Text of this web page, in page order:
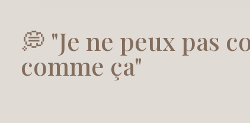
💭 "Je ne peux pas
comme ça"